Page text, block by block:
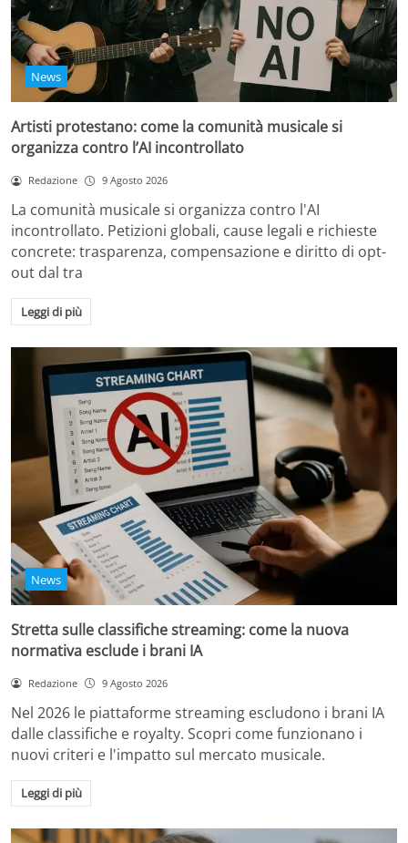
News
Artisti protestano: come la comunità musicale si
organizza contro l’AI incontrollato
Redazione 9 Agosto 2026
La comunità musicale si organizza contro l'AI
incontrollato. Petizioni globali, cause legali e richieste
concrete: trasparenza, compensazione e diritto di opt-
out dal tra
Leggi di più
News
Stretta sulle classifiche streaming: come la nuova
normativa esclude i brani IA
Redazione 9 Agosto 2026
Nel 2026 le piattaforme streaming escludono i brani IA
dalle classifiche e royalty. Scopri come funzionano i
nuovi criteri e l'impatto sul mercato musicale.
Leggi di più